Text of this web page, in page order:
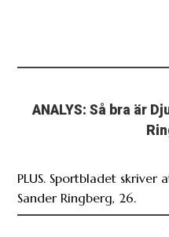
ANALYS: Så bra är
PLUS. Sportbladet
Sander Ringberg, 26.